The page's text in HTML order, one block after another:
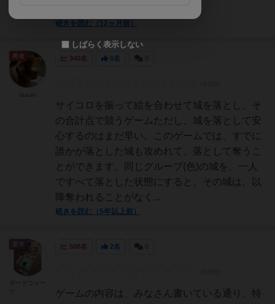
続きを読む（12ヶ月前）
340名 0名
サイコロを振って絵を合わせて城を落とし、そ
の合計点で競うゲームただし、城を落として安
心するのはまだ早い。このゲームでは、すでに
誰かが落とした城も攻めれて、落として奪うこ
とができます。同じグループ(色)の城を、一人
ですべて落とした状態にすると、その城は、以
降奪われることがなく...
続きを読む（5年以上前）
勇者
508名 2名
ゲームの内容は、みなさん書いている通り、特
皇帝
しばらく表示しない